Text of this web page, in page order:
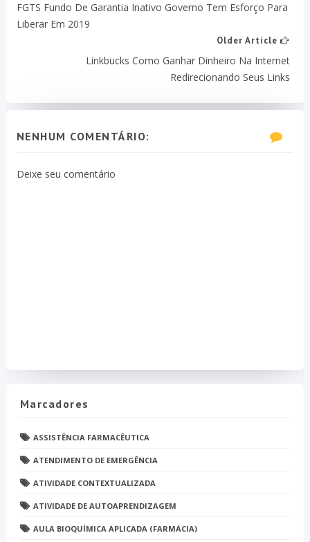
FGTS Fundo De Garantia Inativo Governo Tem Esforço Para
Liberar Em 2019
Older Article
Linkbucks Como Ganhar Dinheiro Na Internet
Redirecionando Seus Links
NENHUM COMENTÁRIO:
Deixe seu comentário
Marcadores
ASSISTÊNCIA FARMACÊUTICA
ATENDIMENTO DE EMERGÊNCIA
ATIVIDADE CONTEXTUALIZADA
ATIVIDADE DE AUTOAPRENDIZAGEM
AULA BIOQUÍMICA APLICADA (FARMÁCIA)